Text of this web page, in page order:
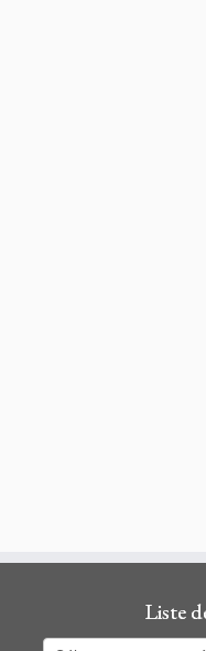
Liste